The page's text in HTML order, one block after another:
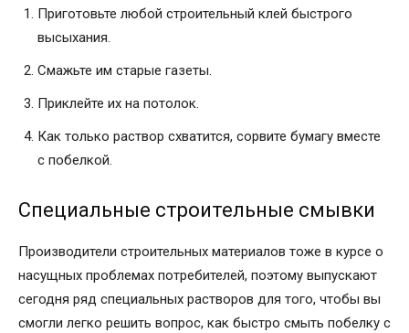
Приготовьте любой строительный клей быстрого
высыхания.
Смажьте им старые газеты.
Приклейте их на потолок.
Как только раствор схватится, сорвите бумагу вместе
с побелкой.
Специальные строительные смывки
Производители строительных материалов тоже в курсе о
насущных проблемах потребителей, поэтому выпускают
сегодня ряд специальных растворов для того, чтобы вы
смогли легко решить вопрос, как быстро смыть побелку с